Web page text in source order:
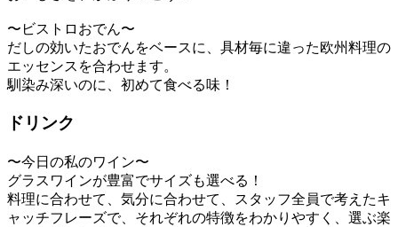
〜ビストロおでん〜
だしの効いたおでんをベースに、具材毎に違った欧州料理の
エッセンスを合わせます。
馴染み深いのに、初めて食べる味！
ドリンク
〜今日の私のワイン〜
グラスワインが豊富でサイズも選べる！
料理に合わせて、気分に合わせて、スタッフ全員で考えたキ
ャッチフレーズで、それぞれの特徴をわかりやすく、選ぶ楽